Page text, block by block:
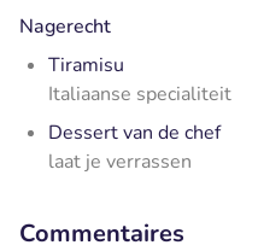
Nagerecht
Tiramisu
Italiaanse specialiteit
Dessert van de chef
laat je verrassen
Commentaires